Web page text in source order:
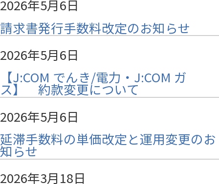
2026年5月6日
請求書発行手数料改定のお知らせ
2026年5月6日
【J:COM でんき/電力・J:COM ガ
ス】 約款変更について
2026年5月6日
延滞手数料の単価改定と運用変更のお
知らせ
2026年3月18日